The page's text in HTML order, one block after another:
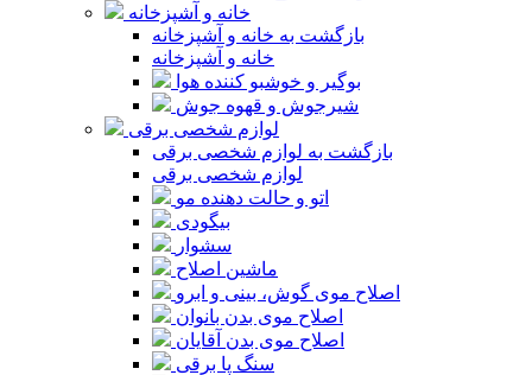
خانه و آشپزخانه
بازگشت به خانه و آشپزخانه
خانه و آشپزخانه
بوگیر و خوشبو کننده هوا
شیرجوش و قهوه جوش
لوازم شخصی برقی
بازگشت به لوازم شخصی برقی
لوازم شخصی برقی
اتو و حالت دهنده مو
بیگودی
سشوار
ماشین اصلاح
اصلاح موی گوش، بینی و ابرو
اصلاح موی بدن بانوان
اصلاح موی بدن آقایان
سنگ پا برقی